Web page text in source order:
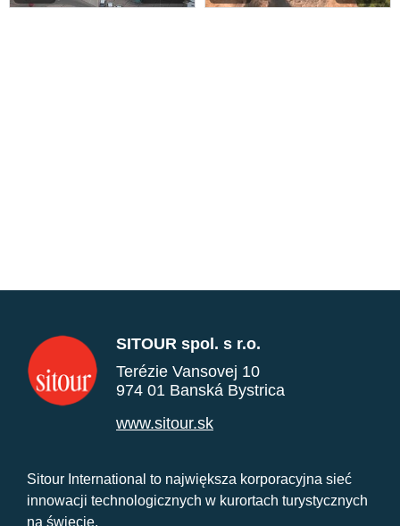
SITOUR spol. s r.o.
Terézie Vansovej 10
974 01 Banská Bystrica
www.sitour.sk
Sitour International to największa korporacyjna sieć
innowacji technologicznych w kurortach turystycznych
na świecie.